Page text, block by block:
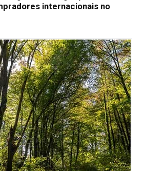
internacionais no